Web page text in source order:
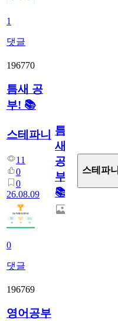
1
댓글
196770
틈새 공
부! 📚
스테파니
11
0
0
26.08.09
0
댓글
틈
새
공
부!
📚
스테파니
196769
영어공부